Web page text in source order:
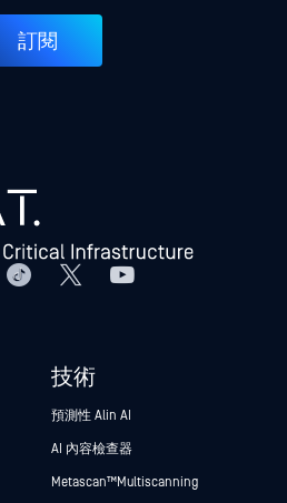
訂閱
技術
預測性 Alin AI
AI 內容檢查器
Metascan™ Multiscanning